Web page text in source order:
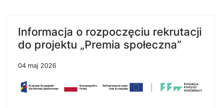
Informacja o rozpoczęciu rekrutacji
do projektu „Premia społeczna”
04 maj 2026